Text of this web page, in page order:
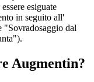
esiguate
in seguito all'
"Sovradosaggio dal
Augmentin?